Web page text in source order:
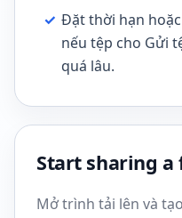
✓ Đặt thời hạn
nếu tệp cho Gửi
quá lâu.
Start sharing a
Mở trình tải lên và